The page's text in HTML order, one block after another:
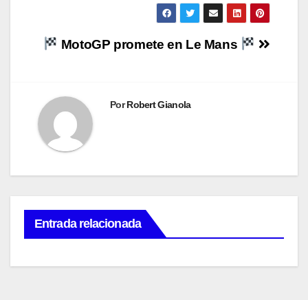
Navegación
entradas
MotoGP promete en Le Mans
PorRobert Gianola
Entrada relacionada